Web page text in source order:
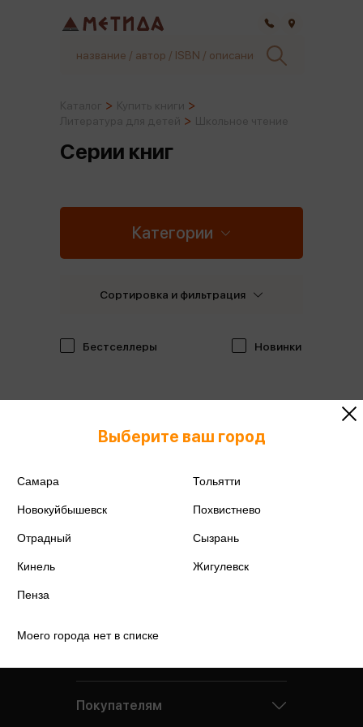
Серии книг
Категории
Бестселлеры Новинки
Сортировка и фильтрация
Выберите ваш город
Самара Тольятти
Новокуйбышевск Похвистнево
Отрадный Сызрань
Кинель Жигулевск
Пенза
Моего города нет в списке
Покупателям